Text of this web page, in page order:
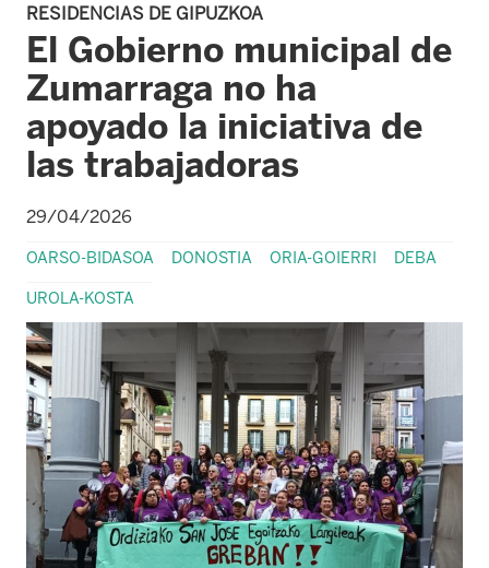
RESIDENCIAS DE GIPUZKOA
El Gobierno municipal de
Zumarraga no ha
apoyado la iniciativa de
las trabajadoras
29/04/2026
OARSO-BIDASOA DONOSTIA ORIA-GOIERRI DEBA
UROLA-KOSTA